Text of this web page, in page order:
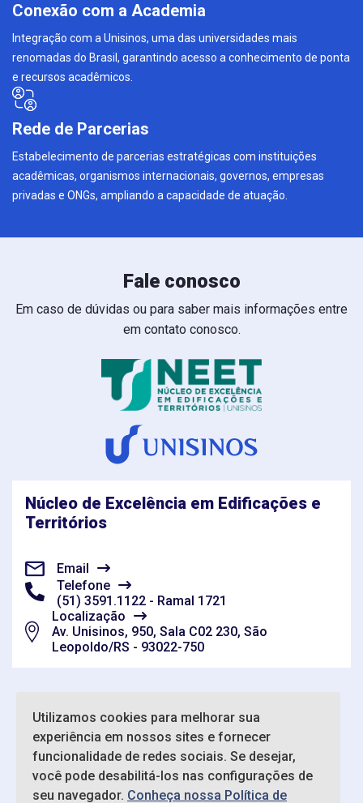
Conexão com a Academia
Integração com a Unisinos, uma das universidades mais
renomadas do Brasil, garantindo acesso a conhecimento de ponta
e recursos acadêmicos.
Rede de Parcerias
Estabelecimento de parcerias estratégicas com instituições
acadêmicas, organismos internacionais, governos, empresas
privadas e ONGs, ampliando a capacidade de atuação.
Fale conosco
Em caso de dúvidas ou para saber mais informações entre
em contato conosco.
Núcleo de Excelência em Edificações e
Territórios
Email
Telefone
(51) 3591.1122 - Ramal 1721
Localização
Av. Unisinos, 950, Sala C02 230, São
Leopoldo/RS - 93022-750
Utilizamos cookies para melhorar sua
experiência em nossos sites e fornecer
funcionalidade de redes sociais. Se desejar,
você pode desabilitá-los nas configurações de
seu navegador. Conheça nossa Política de